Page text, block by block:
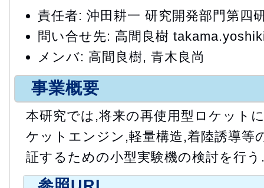
責任者: 沖田耕一 研究開発部門第四
問い合せ先: 高間良樹
メンバ: 高間良樹, 青木良尚
事業概要
本研究では,将来の再使用型ロケット
ケットエンジン,軽量構造,着陸誘導等
証するための小型実験機の検討を行う